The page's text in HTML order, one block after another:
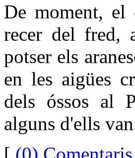
De moment,
recer del fred,
potser els
en les aigües
dels óssos al
alguns d'ells
[ (0) Comentaris